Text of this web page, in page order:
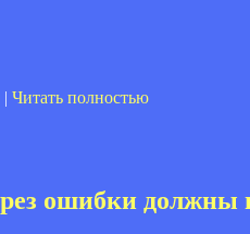
| Читать полностью
ошибки должны